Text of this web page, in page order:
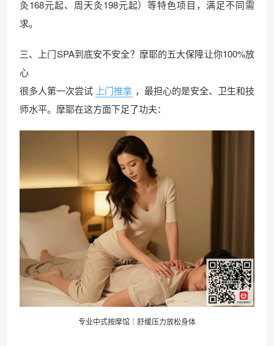
灸168元起、周天灸198元起）等特色项目，满足不同需
求。
三、上门SPA到底安不安全？摩耶的五大保障让你100%放
心
很多人第一次尝试 上门推拿 ，最担心的是安全、卫生和技
师水平。摩耶在这方面下足了功夫：
专业中式按摩馆｜舒缓压力放松身体